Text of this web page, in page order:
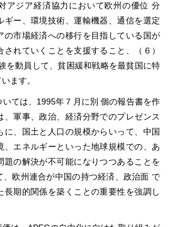
アジア経済協力において欧州の優位 分
ギー、環境技術、運輸機器、通信を選定
の市場経済への移行を目指している国が
れていくことを支援すること、（６）
を動員して、貧困緩和戦略を最貧国に特
ます。
ては、1995年７月に別 個の報告書を作
、軍事、政治、経済分野でのプレゼンス
に、国土と人口の規模からいって、中国
、エネルギーといった地球規模での、あ
題の解決が不可能になりつつあることを
欧州連合が中国の持つ経済、政治面 で
長期的関係を築くことの重要性を強調し